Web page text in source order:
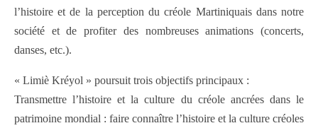
l’histoire et de la perception du créole Martiniquais dans notre
société et de profiter des nombreuses animations (concerts,
danses, etc.).
« Limiè Kréyol » poursuit trois objectifs principaux :
Transmettre l’histoire et la culture du créole ancrées dans le
patrimoine mondial : faire connaître l’histoire et la culture créoles